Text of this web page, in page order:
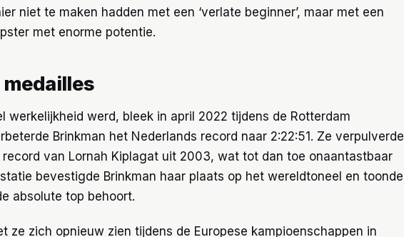
niet te maken hadden met een ‘verlate beginner’, maar met een
met enorme potentie.
medailles
werkelijkheid werd, bleek in april 2022 tijdens de Rotterdam
Brinkman het Nederlands record naar 2:22:51. Ze verpulverde
record van Lornah Kiplagat uit 2003, wat tot dan toe onaantastbaar
bevestigde Brinkman haar plaats op het wereldtoneel en toonde
absolute top behoort.
ze zich opnieuw zien tijdens de Europese kampioenschappen in